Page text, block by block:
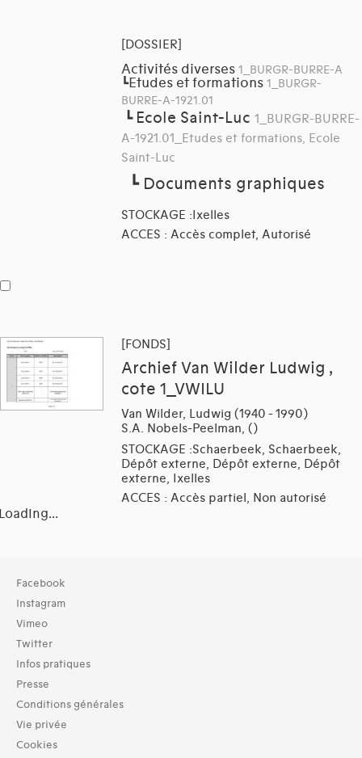
[DOSSIER]
Activités diverses 1_BURGR-BURRE-A
┗Etudes et formations 1_BURGR-
BURRE-A-1921.01
┗ Ecole Saint-Luc 1_BURGR-BURRE-
A-1921.01_Etudes et formations, Ecole
Saint-Luc
┗Documents graphiques
STOCKAGE :Ixelles
ACCES : Accès complet, Autorisé
[FONDS]
Archief Van Wilder Ludwig ,
cote 1_VWILU
Van Wilder, Ludwig (1940 - 1990)
S.A. Nobels-Peelman, ()
STOCKAGE :Schaerbeek, Schaerbeek,
Dépôt externe, Dépôt externe, Dépôt
externe, Ixelles
ACCES : Accès partiel, Non autorisé
Collection
TOUT (2)
Archives (2)
Domaines thématiques
01-architecture domestique (9)
02-architecture agricole (1)
04-architecture commerciale et de services (7)
05-architecture de l'administration et vie publique (6)
06-architecture fiscale et financière (6)
Facebook
Instagram
Vimeo
Twitter
Infos pratiques
Presse
Conditions générales
Vie privée
Cookies